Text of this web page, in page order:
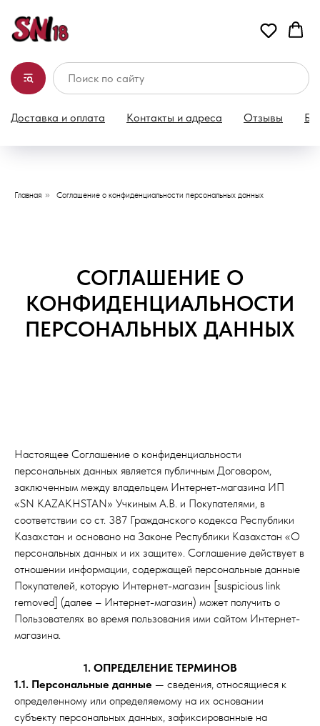
Доставка и оплата Контакты и адреса Отзывы
Главная » Соглашение о конфиденциальности персональных данных
СОГЛАШЕНИЕ О
КОНФИДЕНЦИАЛЬНОСТИ
ПЕРСОНАЛЬНЫХ ДАННЫХ
Настоящее Соглашение о конфиденциальности
персональных данных является публичным Договором,
заключенным между владельцем Интернет-магазина ИП
«SN KAZAKHSTAN» Учкиным А.В. и Покупателями, в
соответствии со ст. 387 Гражданского кодекса Республики
Казахстан и основано на Законе Республики Казахстан «О
персональных данных и их защите». Соглашение действует в
отношении информации, содержащей персональные данные
Покупателей, которую Интернет-магазин [suspicious link
removed] (далее – Интернет-магазин) может получить о
Пользователях во время пользования ими сайтом Интернет-
магазина.
1. ОПРЕДЕЛЕНИЕ ТЕРМИНОВ
1.1. Персональные данные — сведения, относящиеся к
определенному или определяемому на их основании
субъекту персональных данных, зафиксированные на